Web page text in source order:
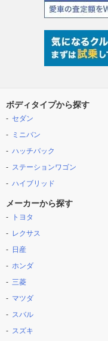
ボディタイプから探す
セダン
ミニバン
ハッチバック
ステーションワゴン
ハイブリッド
メーカーから探す
トヨタ
レクサス
日産
ホンダ
三菱
マツダ
スバル
スズキ